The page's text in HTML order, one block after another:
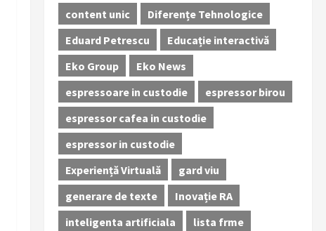
content unic
Diferențe Tehnologice
Eduard Petrescu
Educație interactivă
Eko Group
Eko News
espressoare in custodie
espressor birou
espressor cafea in custodie
espressor in custodie
Experiență Virtuală
gard viu
generare de texte
Inovație RA
inteligenta artificiala
lista frme